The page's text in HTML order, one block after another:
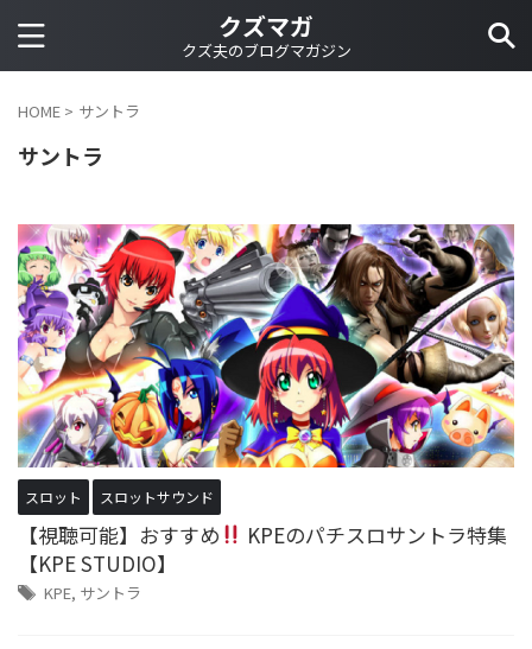
クズマガ
クズ夫のブログマガジン
HOME > サントラ
サントラ
スロット スロットサウンド
【視聴可能】おすすめ
KPEのパチスロサントラ特集
【KPE STUDIO】
KPE, サントラ